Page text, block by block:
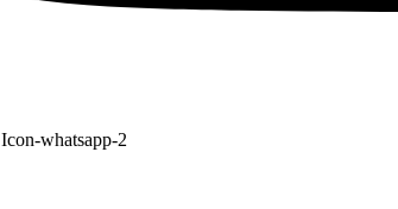
Icon-whatsapp-2